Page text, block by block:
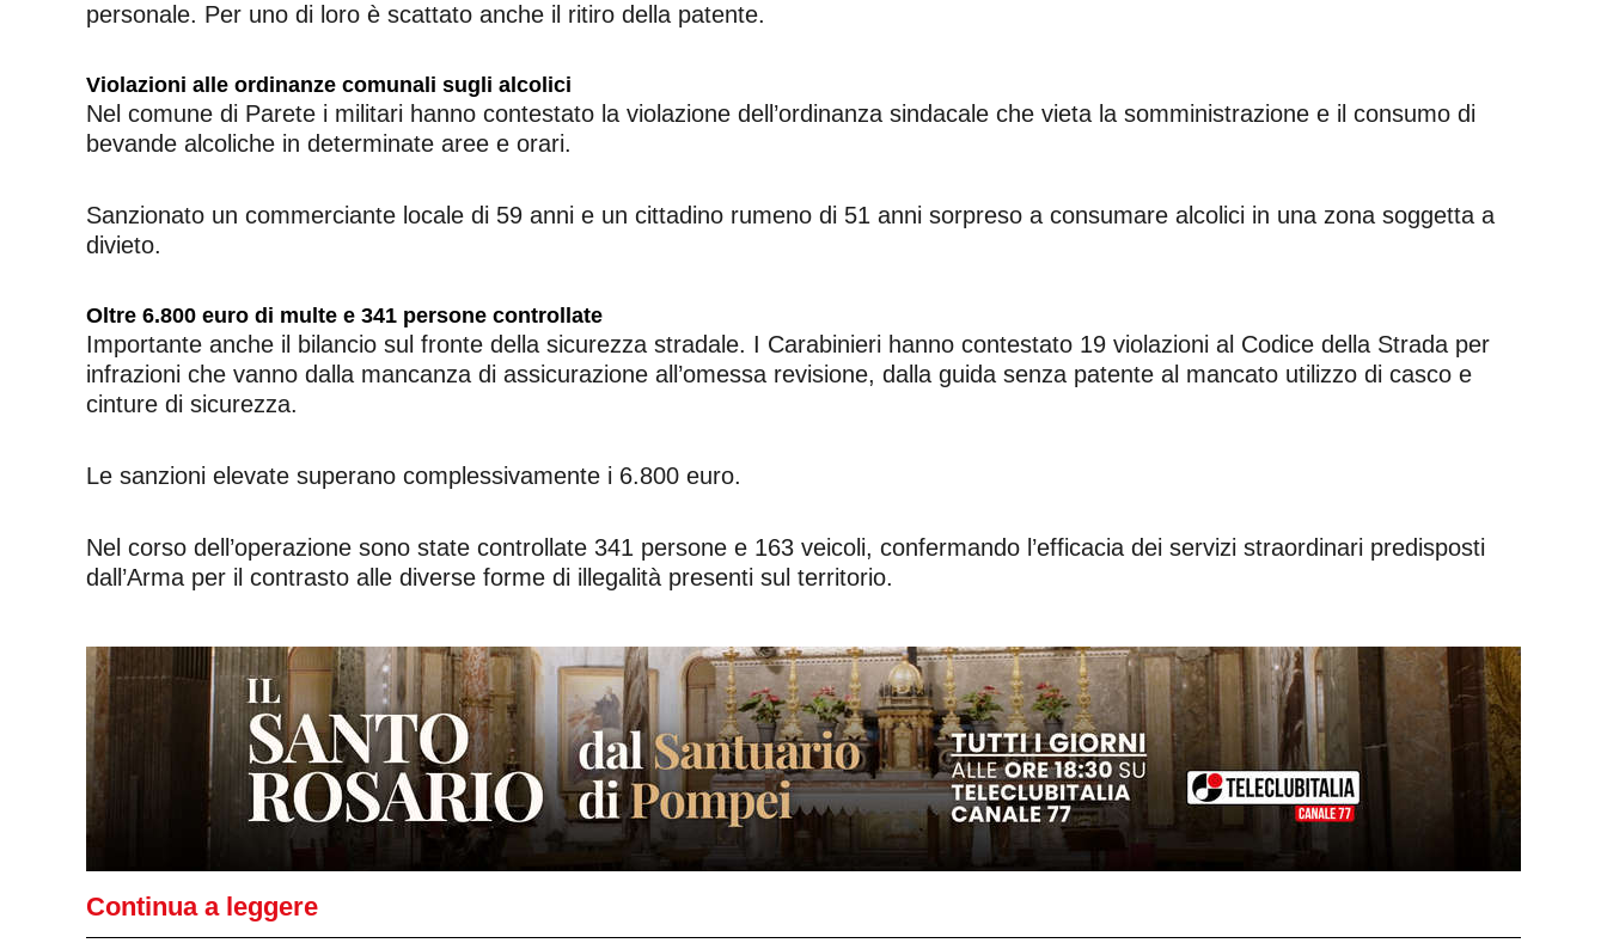
personale. Per uno di loro è scattato anche il ritiro della patente.
Violazioni alle ordinanze comunali sugli alcolici
Nel comune di Parete i militari hanno contestato la violazione dell’ordinanza sindacale che vieta la somministrazione e il consumo di
bevande alcoliche in determinate aree e orari.
Sanzionato un commerciante locale di 59 anni e un cittadino rumeno di 51 anni sorpreso a consumare alcolici in una zona soggetta a
divieto.
Oltre 6.800 euro di multe e 341 persone controllate
Importante anche il bilancio sul fronte della sicurezza stradale. I Carabinieri hanno contestato 19 violazioni al Codice della Strada per
infrazioni che vanno dalla mancanza di assicurazione all’omessa revisione, dalla guida senza patente al mancato utilizzo di casco e
cinture di sicurezza.
Le sanzioni elevate superano complessivamente i 6.800 euro.
Nel corso dell’operazione sono state controllate 341 persone e 163 veicoli, confermando l’efficacia dei servizi straordinari predisposti
dall’Arma per il contrasto alle diverse forme di illegalità presenti sul territorio.
Continua a leggere